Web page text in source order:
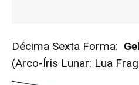
Décima Sexta Forma:
(Arco-Íris Lunar: Lua